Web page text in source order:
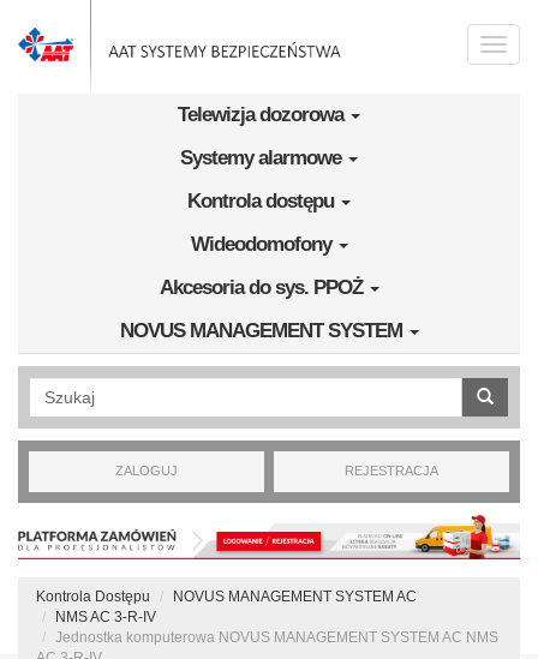
Toggle
Telewizja dozorowa
Systemy alarmowe
Kontrola dostępu
Wideodomofony
Akcesoria do sys. PPOŻ
NOVUS MANAGEMENT SYSTEM
Wyszukiwanie pełnotekstowe
ZALOGUJ REJESTRACJA
Kontrola Dostępu
NOVUS MANAGEMENT SYSTEM AC
NMS AC 3-R-IV
Jednostka komputerowa NOVUS MANAGEMENT SYSTEM AC NMS